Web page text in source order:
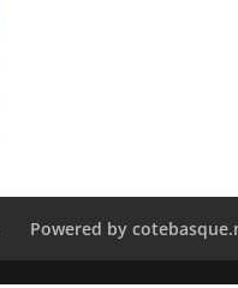
Powered by